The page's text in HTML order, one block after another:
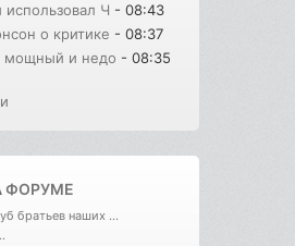
Ч - 08:43
о критике - 08:37
мощный и недо - 08:35
ФОРУМЕ
братьев наших ...